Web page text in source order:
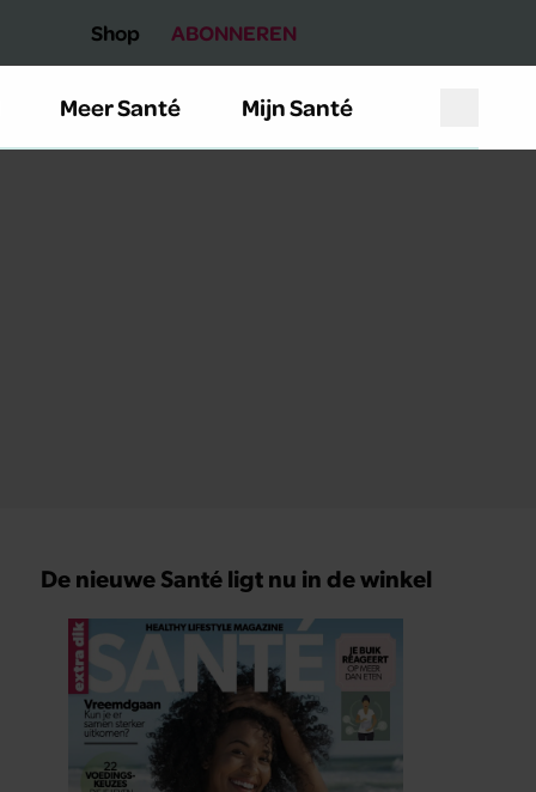
Shop ABONNEREN
Meer Santé Mijn Santé
De nieuwe Santé ligt nu in de winkel